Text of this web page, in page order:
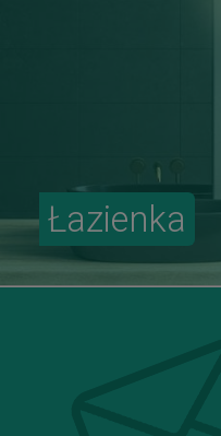
Łazienka